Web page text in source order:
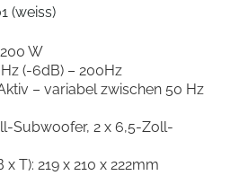
(weiss)
W
(-6dB) – 200Hz
– variabel zwischen 50 Hz
Subwoofer, 2 x 6,5-Zoll-
T): 219 x 210 x 222mm